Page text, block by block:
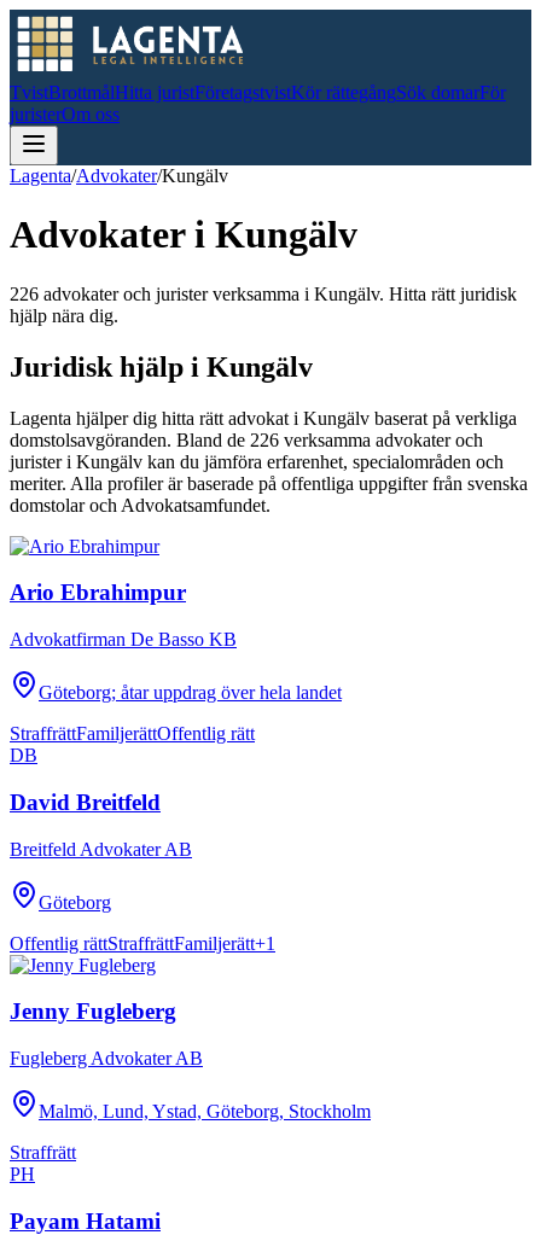
TvistBrottmålHitta juristFöretagstvistKör rättegångSök domarFör
juristerOm oss
Lagenta/Advokater/Kungälv
Advokater i Kungälv
226 advokater och jurister verksamma i Kungälv. Hitta rätt juridisk
hjälp nära dig.
Juridisk hjälp i Kungälv
Lagenta hjälper dig hitta rätt advokat i Kungälv baserat på verkliga
domstolsavgöranden. Bland de 226 verksamma advokater och
jurister i Kungälv kan du jämföra erfarenhet, specialområden och
meriter. Alla profiler är baserade på offentliga uppgifter från svenska
domstolar och Advokatsamfundet.
Ario Ebrahimpur
Advokatfirman De Basso KB
Göteborg; åtar uppdrag över hela landet
StraffrättFamiljerättOffentlig rätt
DB
David Breitfeld
Breitfeld Advokater AB
Göteborg
Offentlig rättStraffrättFamiljerätt+1
Jenny Fugleberg
Fugleberg Advokater AB
Malmö, Lund, Ystad, Göteborg, Stockholm
Straffrätt
PH
Payam Hatami